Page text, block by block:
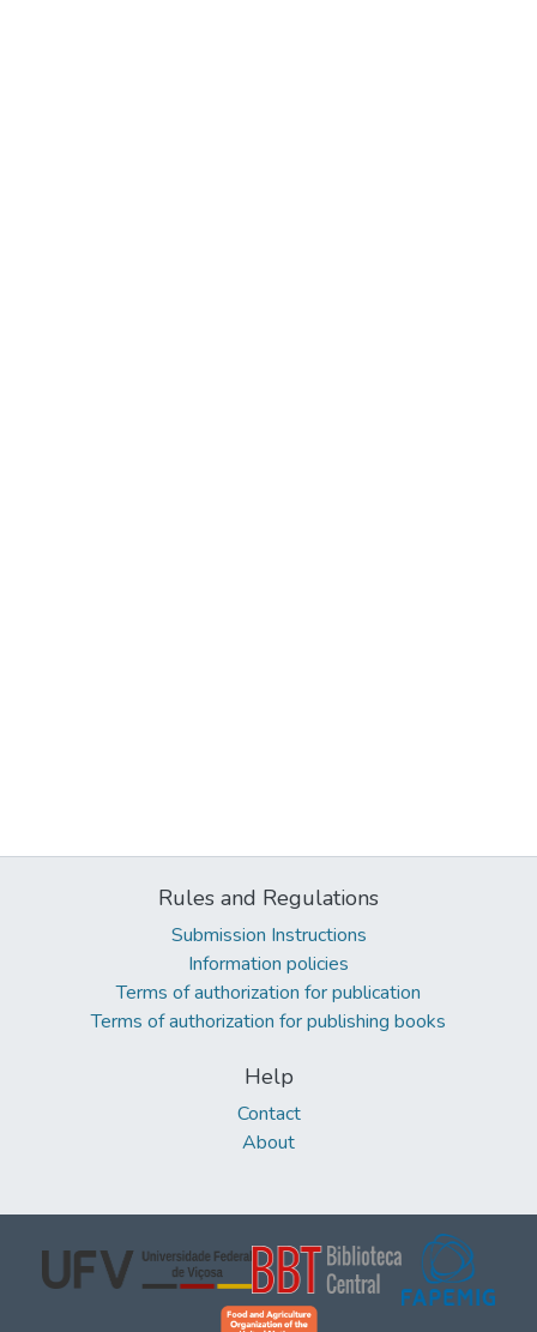
Rules and Regulations
Submission Instructions
Information policies
Terms of authorization for publication
Terms of authorization for publishing books
Help
Contact
About